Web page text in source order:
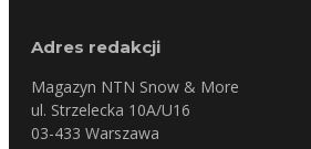
Adres redakcji
Magazyn NTN Snow & More
ul. Strzelecka 10A/U16
03-433 Warszawa